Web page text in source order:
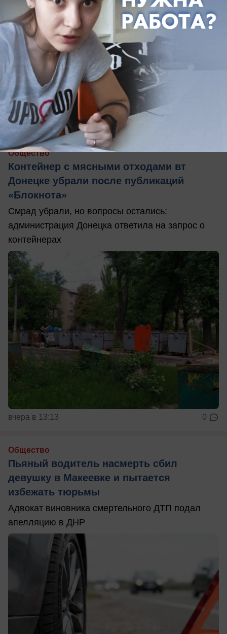
вчера в 13:39
Общество
Контейнер с мясными отходами вт
Донецке убрали после публикаций
«Блокнота»
Смрад убрали, но вопросы остались:
администрация Донецка ответила на запрос о
контейнерах
вчера в 13:13 0
Общество
Пьяный водитель насмерть сбил
девушку в Макеевке и пытается
избежать тюрьмы
Адвокат виновника смертельного ДТП подал
апелляцию в ДНР